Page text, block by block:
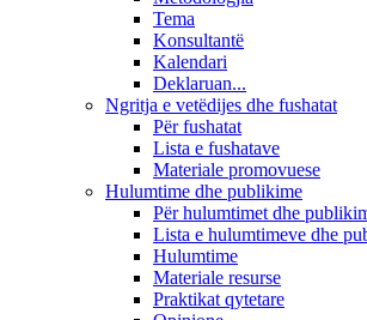
Tema
Konsultantë
Kalendari
Deklaruan...
Ngritja e vetëdijes dhe fushatat
Për fushatat
Lista e fushatave
Materiale promovuese
Hulumtime dhe publikime
Për hulumtimet dhe
Lista e hulumtimeve dhe
Hulumtime
Materiale resurse
Praktikat qytetare